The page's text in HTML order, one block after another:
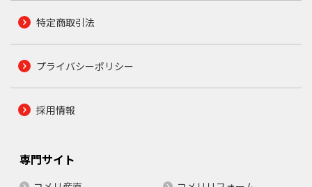
特定商取引法
プライバシーポリシー
採用情報
専門サイト